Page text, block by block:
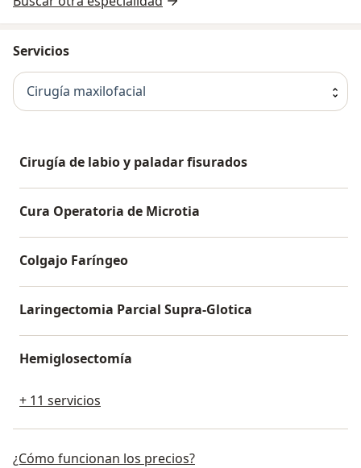
Servicios
Cirugía maxilofacial
Cirugía de labio y paladar fisurados
Cura Operatoria de Microtia
Colgajo Faríngeo
Laringectomia Parcial Supra-Glotica
Hemiglosectomía
+ 11 servicios
¿Cómo funcionan los precios?